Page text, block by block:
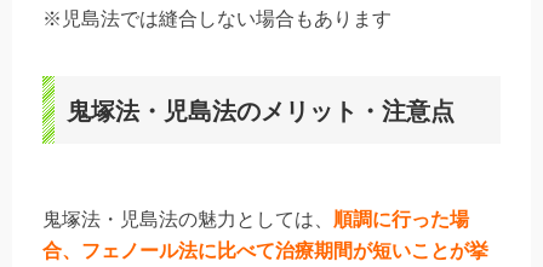
※児島法では縫合しない場合もあります
鬼塚法・児島法のメリット・注意点
鬼塚法・児島法の魅力としては、 順調に行った場
合、フェノール法に比べて治療期間が短いことが挙